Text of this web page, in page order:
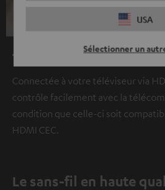
USA
Sélectionner un
Télécommande
Connectée à votre téléviseur via
contrôle facilement avec la
condition que celle-ci soit
HDMI CEC.
Le sans-fil en haute